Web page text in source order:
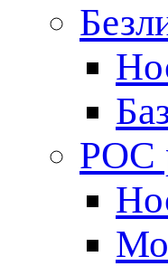
POC